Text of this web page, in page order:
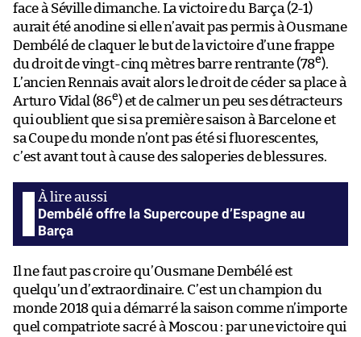
face à Séville dimanche. La victoire du Barça (2-1)
aurait été anodine si elle n’avait pas permis à Ousmane
Dembélé de claquer le but de la victoire d’une frappe
du droit de vingt-cinq mètres barre rentrante (78e).
L’ancien Rennais avait alors le droit de céder sa place à
Arturo Vidal (86e) et de calmer un peu ses détracteurs
qui oublient que si sa première saison à Barcelone et
sa Coupe du monde n’ont pas été si fluorescentes,
c’est avant tout à cause des saloperies de blessures.
Dembélé offre la Supercoupe d’Espagne au
Barça
Il ne faut pas croire qu’Ousmane Dembélé est
quelqu’un d’extraordinaire. C’est un champion du
monde 2018 qui a démarré la saison comme n’importe
quel compatriote sacré à Moscou : par une victoire qui